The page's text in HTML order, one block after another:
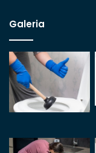
Galeria